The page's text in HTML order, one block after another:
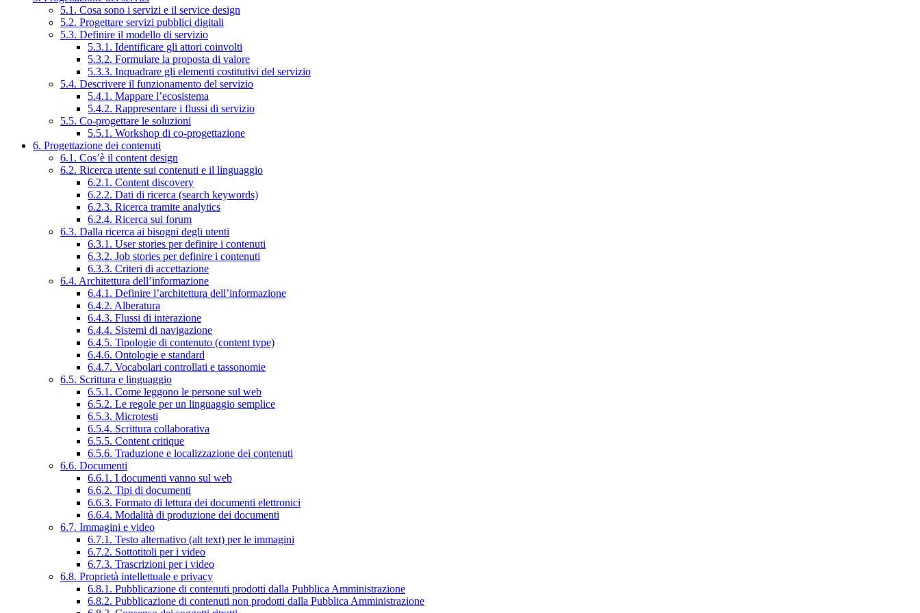
5.1. Cosa sono i servizi e il service design
5.2. Progettare servizi pubblici digitali
5.3. Definire il modello di servizio
5.3.1. Identificare gli attori coinvolti
5.3.2. Formulare la proposta di valore
5.3.3. Inquadrare gli elementi costitutivi del servizio
5.4. Descrivere il funzionamento del servizio
5.4.1. Mappare l’ecosistema
5.4.2. Rappresentare i flussi di servizio
5.5. Co-progettare le soluzioni
5.5.1. Workshop di co-progettazione
6. Progettazione dei contenuti
6.1. Cos’è il content design
6.2. Ricerca utente sui contenuti e il linguaggio
6.2.1. Content discovery
6.2.2. Dati di ricerca (search keywords)
6.2.3. Ricerca tramite analytics
6.2.4. Ricerca sui forum
6.3. Dalla ricerca ai bisogni degli utenti
6.3.1. User stories per definire i contenuti
6.3.2. Job stories per definire i contenuti
6.3.3. Criteri di accettazione
6.4. Architettura dell’informazione
6.4.1. Definire l’architettura dell’informazione
6.4.2. Alberatura
6.4.3. Flussi di interazione
6.4.4. Sistemi di navigazione
6.4.5. Tipologie di contenuto (content type)
6.4.6. Ontologie e standard
6.4.7. Vocabolari controllati e tassonomie
6.5. Scrittura e linguaggio
6.5.1. Come leggono le persone sul web
6.5.2. Le regole per un linguaggio semplice
6.5.3. Microtesti
6.5.4. Scrittura collaborativa
6.5.5. Content critique
6.5.6. Traduzione e localizzazione dei contenuti
6.6. Documenti
6.6.1. I documenti vanno sul web
6.6.2. Tipi di documenti
6.6.3. Formato di lettura dei documenti elettronici
6.6.4. Modalità di produzione dei documenti
6.7. Immagini e video
6.7.1. Testo alternativo (alt text) per le immagini
6.7.2. Sottotitoli per i video
6.7.3. Trascrizioni per i video
6.8. Proprietà intellettuale e privacy
6.8.1. Pubblicazione di contenuti prodotti dalla Pubblica Amministrazione
6.8.2. Pubblicazione di contenuti non prodotti dalla Pubblica Amministrazione